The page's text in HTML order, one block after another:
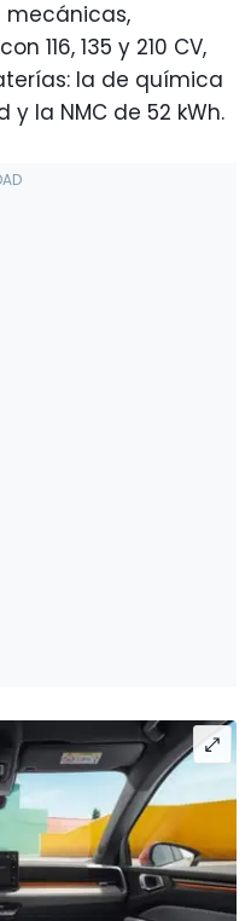
mecánicas,
116, 135 y 210 CV,
la de química
y la NMC de 52 kWh.